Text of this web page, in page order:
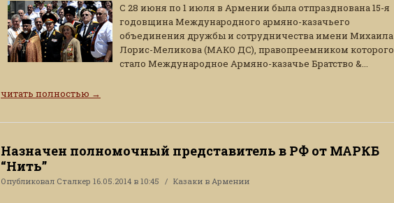
С 28 июня по 1 июля в Армении была отпразднована 15-я
годовщина Международного армяно-казачьего
объединения дружбы и сотрудничества имени Михаила
Лорис-Меликова (МАКО ДС), правопреемником которого
стало Международное Армяно-казачье Братство &...
читать полностью →
Назначен полномочный представитель в РФ от МАРКБ
“Нить”
Опубликовал Сталкер 16.05.2014 в 10:45 Казаки в Армении